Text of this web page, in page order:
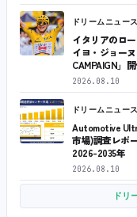
ドリームニュース
イタリアのロ
イヨ・ジョー
CAMPAIGN」開
2026.08.10
ドリームニュース
Automotive
市場)調査レポ
2026-2035年
2026.08.10
ドリ